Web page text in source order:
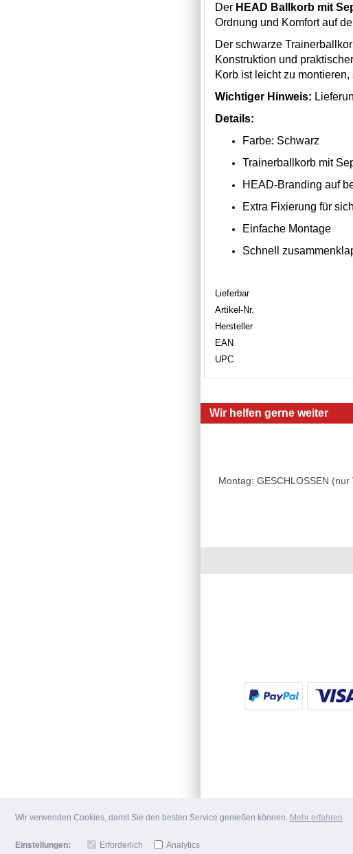
Wir verwenden Cookies, damit Sie den besten Service genießen können. Mehr erfahren
Einstellungen: Erforderlich Analytics
Der HEAD Ballkorb mit
Ordnung und Komfort auf
Der schwarze
Konstruktion und
Korb ist leicht zu
Wichtiger Hinweis:
Details:
Farbe: Schwarz
Trainerballkorb mit
HEAD-Branding auf
Extra Fixierung für
Einfache Montage
Schnell
Lieferbar
Artikel-Nr.
Hersteller
EAN
UPC
Wir helfen gerne weiter
Montag: GESCHLOSSEN